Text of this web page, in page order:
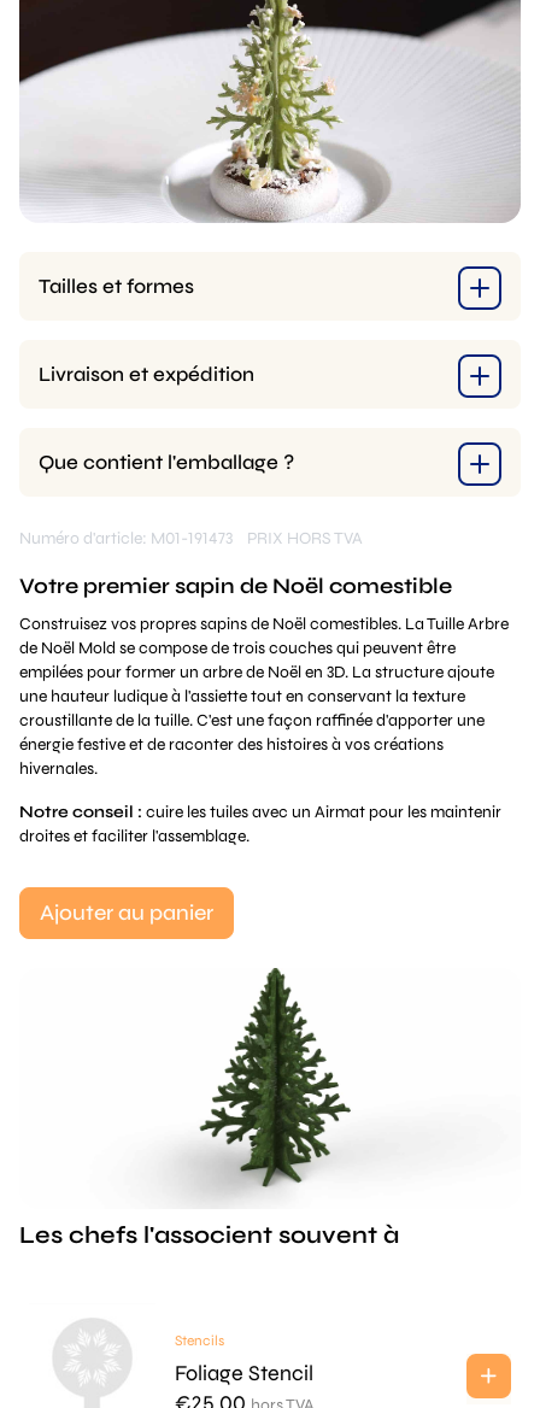
Tailles et formes
Livraison et expédition
Que contient l'emballage ?
Numéro d'article: M01-191473 PRIX HORS TVA
Votre premier sapin de Noël comestible
Construisez vos propres sapins de Noël comestibles. La Tuille Arbre
de Noël Mold se compose de trois couches qui peuvent être
empilées pour former un arbre de Noël en 3D. La structure ajoute
une hauteur ludique à l'assiette tout en conservant la texture
croustillante de la tuille. C'est une façon raffinée d'apporter une
énergie festive et de raconter des histoires à vos créations
hivernales.
Notre conseil : cuire les tuiles avec un Airmat pour les maintenir
droites et faciliter l'assemblage.
Ajouter au panier
Les chefs l'associent souvent à
Stencils
Foliage Stencil